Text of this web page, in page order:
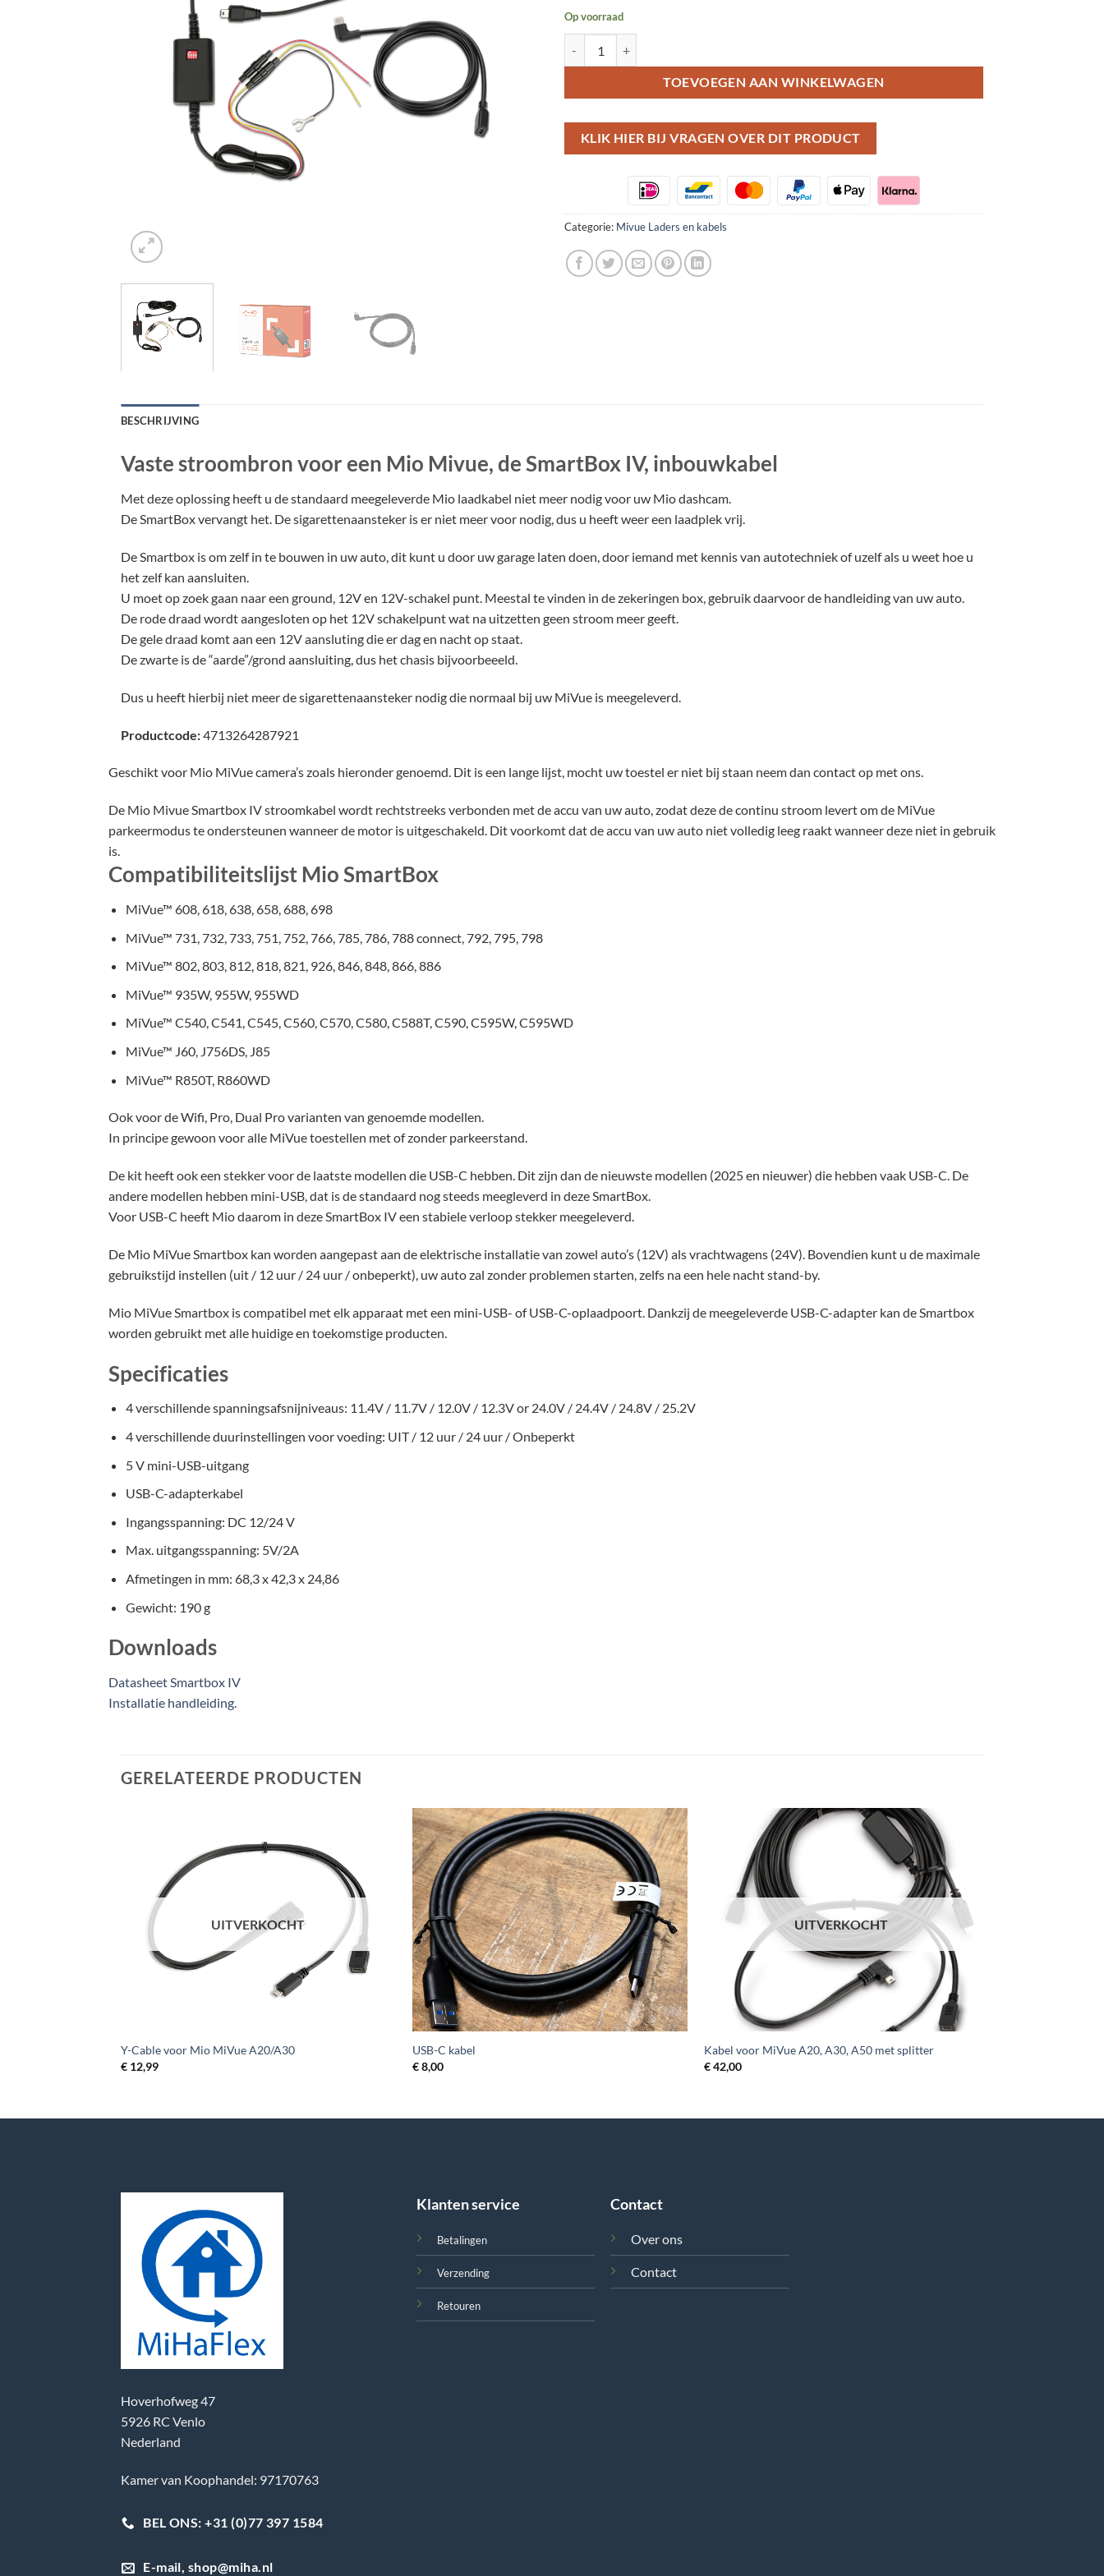
Op voorraad
TOEVOEGEN AAN WINKELWAGEN
KLIK HIER BIJ VRAGEN OVER DIT PRODUCT
Categorie: Mivue Laders en kabels
BESCHRIJVING
Vaste stroombron voor een Mio Mivue, de SmartBox IV, inbouwkabel
Met deze oplossing heeft u de standaard meegeleverde Mio laadkabel niet meer nodig voor uw Mio dashcam.
De SmartBox vervangt het. De sigarettenaansteker is er niet meer voor nodig, dus u heeft weer een laadplek vrij.
De Smartbox is om zelf in te bouwen in uw auto, dit kunt u door uw garage laten doen, door iemand met kennis van autotechniek of uzelf als u weet hoe u
het zelf kan aansluiten.
U moet op zoek gaan naar een ground, 12V en 12V-schakel punt. Meestal te vinden in de zekeringen box, gebruik daarvoor de handleiding van uw auto.
De rode draad wordt aangesloten op het 12V schakelpunt wat na uitzetten geen stroom meer geeft.
De gele draad komt aan een 12V aansluting die er dag en nacht op staat.
De zwarte is de “aarde”/grond aansluiting, dus het chasis bijvoorbeeeld.
Dus u heeft hierbij niet meer de sigarettenaansteker nodig die normaal bij uw MiVue is meegeleverd.
Productcode:4713264287921
Geschikt voor Mio MiVue camera’s zoals hieronder genoemd. Dit is een lange lijst, mocht uw toestel er niet bij staan neem dan contact op met ons.
De Mio Mivue Smartbox IV stroomkabel wordt rechtstreeks verbonden met de accu van uw auto, zodat deze de continu stroom levert om de MiVue
parkeermodus te ondersteunen wanneer de motor is uitgeschakeld. Dit voorkomt dat de accu van uw auto niet volledig leeg raakt wanneer deze niet in gebruik
is.
Compatibiliteitslijst Mio SmartBox
MiVue™ 608, 618, 638, 658, 688, 698
MiVue™ 731, 732, 733, 751, 752, 766, 785, 786, 788 connect, 792, 795, 798
MiVue™ 802, 803, 812, 818, 821, 926, 846, 848, 866, 886
MiVue™ 935W, 955W, 955WD
MiVue™ C540, C541, C545, C560, C570, C580, C588T, C590, C595W, C595WD
MiVue™ J60, J756DS, J85
MiVue™ R850T, R860WD
Ook voor de Wifi, Pro, Dual Pro varianten van genoemde modellen.
In principe gewoon voor alle MiVue toestellen met of zonder parkeerstand.
De kit heeft ook een stekker voor de laatste modellen die USB-C hebben. Dit zijn dan de nieuwste modellen (2025 en nieuwer) die hebben vaak USB-C. De
andere modellen hebben mini-USB, dat is de standaard nog steeds meegleverd in deze SmartBox.
Voor USB-C heeft Mio daarom in deze SmartBox IV een stabiele verloop stekker meegeleverd.
De Mio MiVue Smartbox kan worden aangepast aan de elektrische installatie van zowel auto’s (12V) als vrachtwagens (24V). Bovendien kunt u de maximale
gebruikstijd instellen (uit / 12 uur / 24 uur / onbeperkt), uw auto zal zonder problemen starten, zelfs na een hele nacht stand-by.
Mio MiVue Smartbox is compatibel met elk apparaat met een mini-USB- of USB-C-oplaadpoort. Dankzij de meegeleverde USB-C-adapter kan de Smartbox
worden gebruikt met alle huidige en toekomstige producten.
Specificaties
4 verschillende spanningsafsnijniveaus: 11.4V / 11.7V / 12.0V / 12.3V or 24.0V / 24.4V / 24.8V / 25.2V
4 verschillende duurinstellingen voor voeding: UIT / 12 uur / 24 uur / Onbeperkt
5 V mini-USB-uitgang
USB-C-adapterkabel
Ingangsspanning: DC 12/24 V
Max. uitgangsspanning: 5V/2A
Afmetingen in mm: 68,3 x 42,3 x 24,86
Gewicht: 190 g
Downloads
Datasheet Smartbox IV
Installatie handleiding.
GERELATEERDE PRODUCTEN
UITVERKOCHT
Y-Cable voor Mio MiVue A20/A30
€12,99
+
USB-C kabel
€8,00
UITVERKOCHT
Kabel voor MiVue A20, A30, A50 met splitter
€42,00
Hoverhofweg 47
5926 RC Venlo
Nederland
Kamer van Koophandel: 97170763
BEL ONS: +31 (0)77 397 1584
E-mail, shop@miha.nl
Klanten service
Betalingen
Verzending
Retouren
Contact
Over ons
Contact